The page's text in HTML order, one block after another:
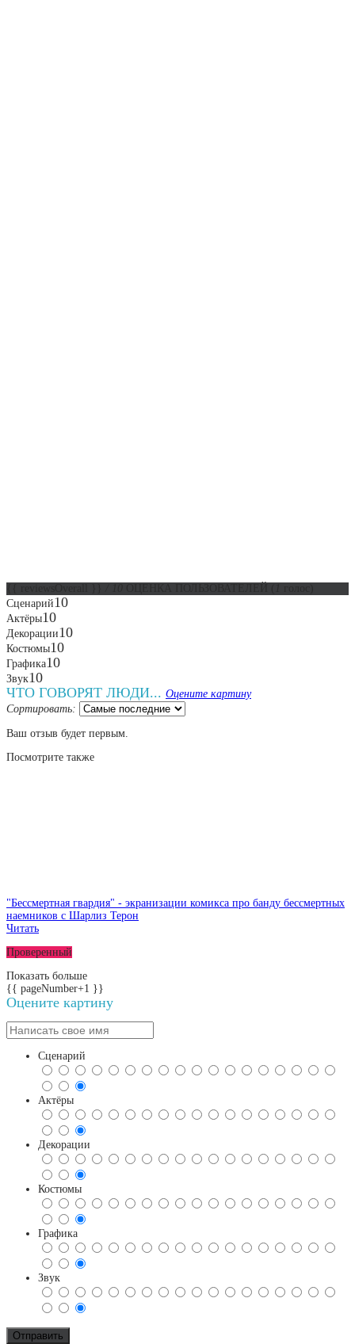
Сценарий10
Актёры10
Декорации10
Костюмы10
Графика10
Звук10
ЧТО ГОВОРЯТ ЛЮДИ... Оцените картину
Сортировать:
Ваш отзыв будет первым.
Посмотрите также
"Бессмертная гвардия" - экранизации комикса про банду бессмертных
наемников с Шарлиз Терон
Читать
Проверенный
Показать больше
{{ pageNumber+1 }}
Оцените картину
Сценарий
Актёры
Декорации
Костюмы
Графика
Звук